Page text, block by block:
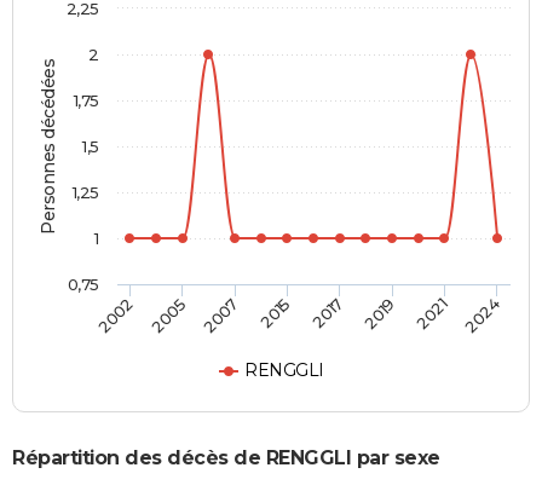
Personnes décédées
RENGGLI
2002 2005 2007 2015 2017 2019 2021 2024
0,75
1
1,25
1,5
1,75
2
2,25
Répartition des décès de RENGGLI par sexe